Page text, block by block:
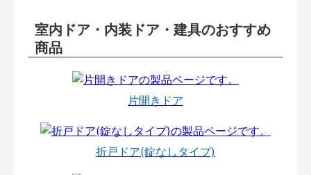
室内ドア・内装ドア・建具のおすすめ
商品
片開きドア
折戸ドア(錠なしタイプ)